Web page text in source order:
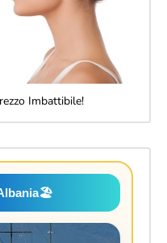
Imbattibile!
🏖️